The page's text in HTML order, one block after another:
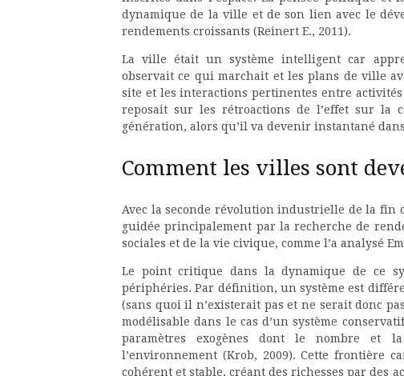
dynamique de la ville et de son lien avec le
rendements croissants (Reinert E., 2011).
La ville était un système intelligent car
observait ce qui marchait et les plans de ville
site et les interactions pertinentes entre
reposait sur les rétroactions de l’effet sur la
génération, alors qu’il va devenir instantané
Comment les villes sont
Avec la seconde révolution industrielle de la fin
guidée principalement par la recherche de
sociales et de la vie civique, comme l’a analysé
Le point critique dans la dynamique de ce
périphéries. Par définition, un système est
(sans quoi il n’existerait pas et ne serait donc
modélisable dans le cas d’un système
paramètres exogènes dont le nombre et
l’environnement (Krob, 2009). Cette frontière
cohérent et stable, créant des richesses par des